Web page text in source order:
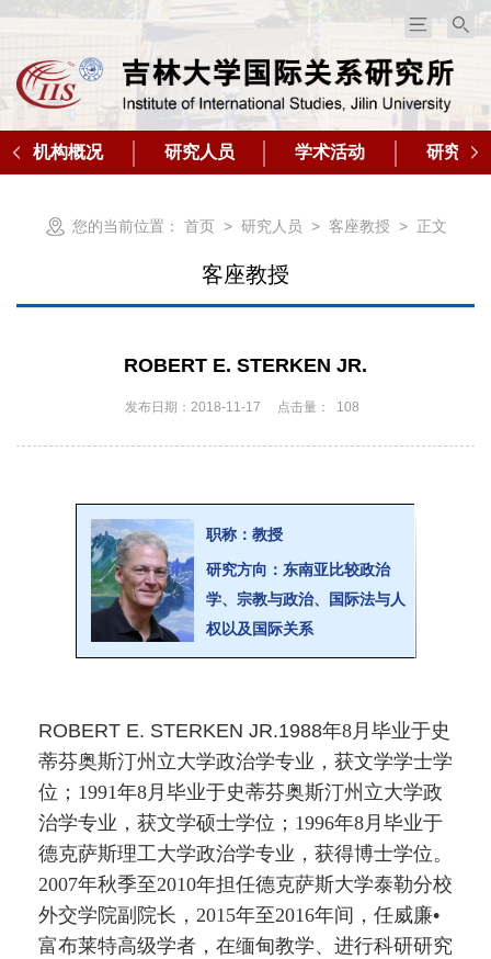
机构概况 研究人员 学术活动 研究成
您的当前位置： 首页> 研究人员 > 客座教授 > 正文
客座教授
ROBERT E. STERKEN JR.
发布日期：2018-11-17 点击量： 108
职称： 教授
研究方向 ： 东南亚比较政治
学、宗教与政治、国际法与人
权以及国际关系
ROBERT E. STERKEN JR.1988年8月毕业于史
蒂芬奥斯汀州立大学政治学专业，获文学学士学
位； 1991年8月毕业于史蒂芬奥斯汀州立大学政
治学专业，获文学硕士学位； 1996年8月毕业于
德克萨斯理工大学政治学专业，获得博士学位。
2007年秋季至2010年担任德克萨斯大学泰勒分校
外交学院副院长， 2015年至2016年间，任威廉•
富布莱特高级学者，在缅甸教学、进行科研研究